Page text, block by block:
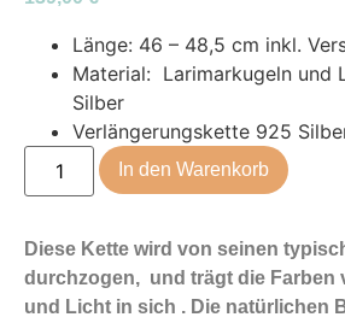
Länge: 46 – 48,5 cm inkl.
Material: Larimarkugeln und
Silber
Verlängerungskette 925
In den Warenkorb
Diese Kette wird von seinen
durchzogen, und trägt die Farben
und Licht in sich . Die natürlichen